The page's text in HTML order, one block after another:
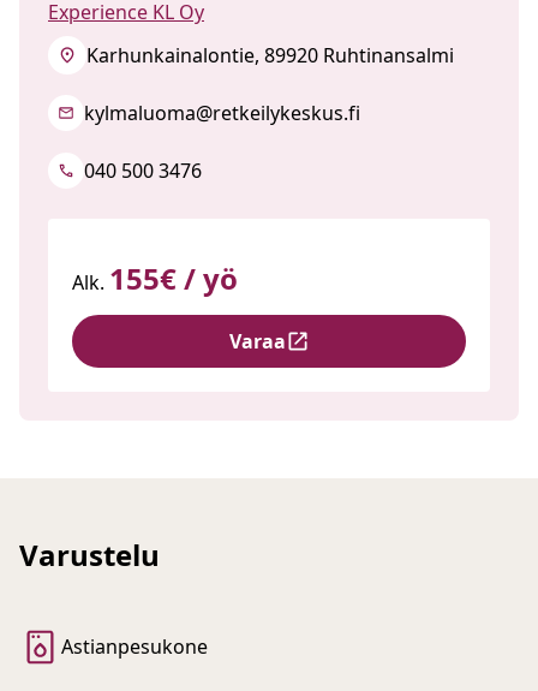
Experience KL Oy
Karhunkainalontie, 89920 Ruhtinansalmi
kylmaluoma@retkeilykeskus.fi
040 500 3476
Alk. 155€ / yö
Varaa
Varustelu
Astianpesukone